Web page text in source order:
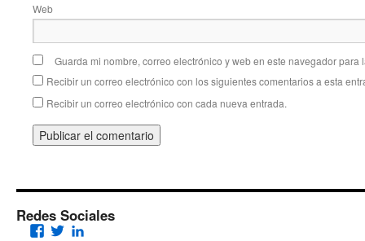
Web
Guarda mi nombre, correo electrónico y web en este navegador para
Recibir un correo electrónico con los siguientes comentarios a esta
Recibir un correo electrónico con cada nueva entrada.
Redes Sociales
Facebook
Twitter